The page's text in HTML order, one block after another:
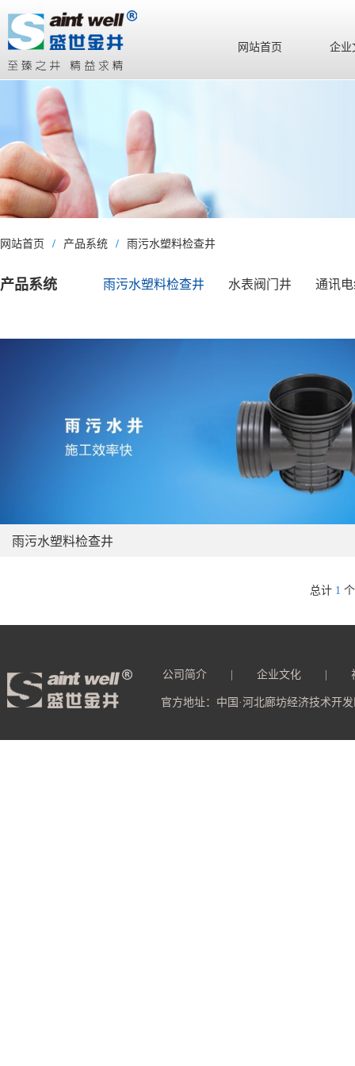
网站首页 企业
网站首页 / 产品系统 / 雨污水塑料检查井
产品系统 雨污水塑料检查井 水表阀门井 通讯
雨污水塑料检查井
总计 1
公司简介 企业文化
官方地址：中国·河北廊坊经济技